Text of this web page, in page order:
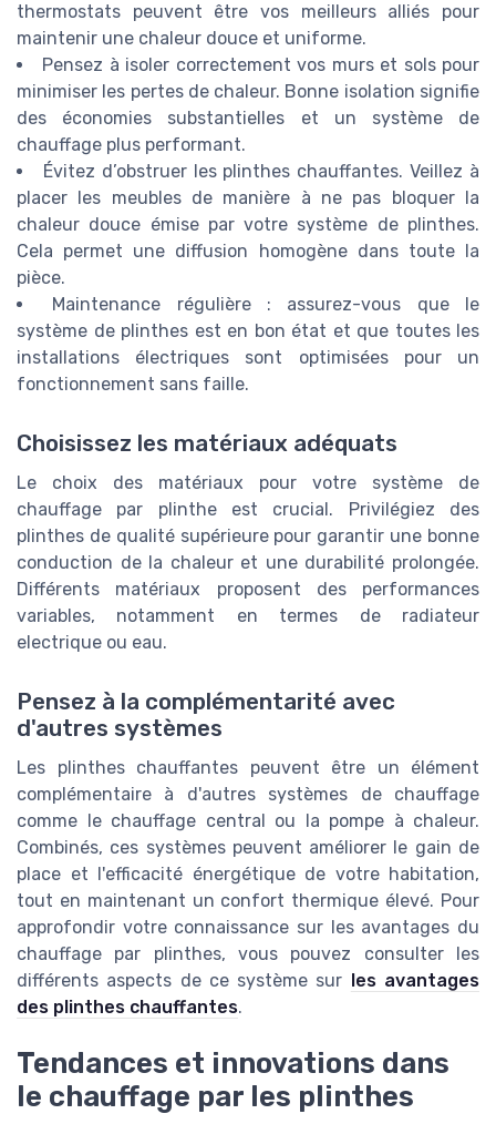
thermostats peuvent être vos meilleurs alliés pour
maintenir une chaleur douce et uniforme.
Pensez à isoler correctement vos murs et sols pour
minimiser les pertes de chaleur. Bonne isolation signifie
des économies substantielles et un système de
chauffage plus performant.
Évitez d’obstruer les plinthes chauffantes. Veillez à
placer les meubles de manière à ne pas bloquer la
chaleur douce émise par votre système de plinthes.
Cela permet une diffusion homogène dans toute la
pièce.
Maintenance régulière : assurez-vous que le
système de plinthes est en bon état et que toutes les
installations électriques sont optimisées pour un
fonctionnement sans faille.
Choisissez les matériaux adéquats
Le choix des matériaux pour votre système de
chauffage par plinthe est crucial. Privilégiez des
plinthes de qualité supérieure pour garantir une bonne
conduction de la chaleur et une durabilité prolongée.
Différents matériaux proposent des performances
variables, notamment en termes de radiateur
electrique ou eau.
Pensez à la complémentarité avec
d'autres systèmes
Les plinthes chauffantes peuvent être un élément
complémentaire à d'autres systèmes de chauffage
comme le chauffage central ou la pompe à chaleur.
Combinés, ces systèmes peuvent améliorer le gain de
place et l'efficacité énergétique de votre habitation,
tout en maintenant un confort thermique élevé. Pour
approfondir votre connaissance sur les avantages du
chauffage par plinthes, vous pouvez consulter les
différents aspects de ce système sur
les avantages
des plinthes chauffantes.
Tendances et innovations dans
le chauffage par les plinthes